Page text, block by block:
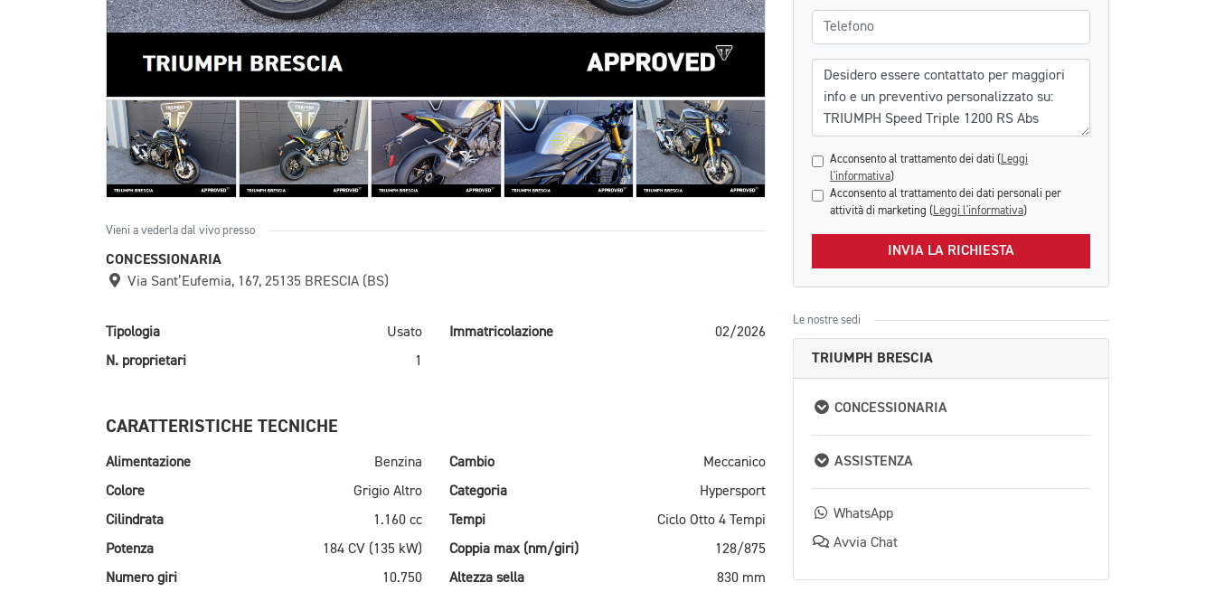
Vieni a vederla dal vivo presso
CONCESSIONARIA
Via Sant’Eufemia, 167, 25135 BRESCIA (BS)
Tipologia Usato Immatricolazione
02/2026
N. proprietari
1
CARATTERISTICHE TECNICHE
Alimentazione Benzina Cambio
Meccanico
Colore
Grigio Altro Categoria
Hypersport
Cilindrata
1.160 cc Tempi
Ciclo Otto 4 Tempi
Potenza
184 CV (135 kW) Coppia max (nm/giri)
128/875
Numero giri
10.750 Altezza sella
830 mm
Telefono
Messaggio
Acconsento al trattamento dei dati ( Leggi
l'informativa)
Acconsento al trattamento dei dati personali per
attività di marketing ( Leggi l'informativa)
INVIA LA RICHIESTA
Le nostre sedi
TRIUMPH BRESCIA
CONCESSIONARIA
ASSISTENZA
WhatsApp
Avvia Chat